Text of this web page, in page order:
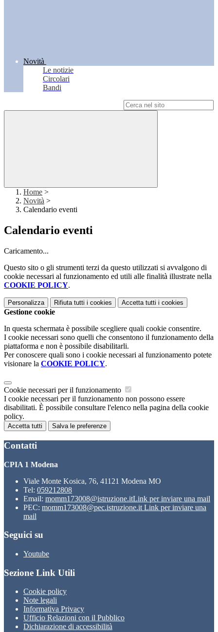
Novità
Le notizie
Circolari
Bandi
Home >
Novità >
Calendario eventi
Calendario eventi
Caricamento...
Questo sito o gli strumenti terzi da questo utilizzati si avvalgono di
cookie necessari al funzionamento ed utili alle finalità illustrate nella
COOKIE POLICY.
Personalizza Rifiuta tutti i cookies Accetta tutti i cookies
Gestione cookie
In questa schermata è possibile scegliere quali cookie consentire.
I cookie necessari sono quelli che consentono il funzionamento della
piattaforma e non è possibile disabilitarli.
Per conoscere quali sono i cookie necessari al funzionamento potete
visionare la COOKIE POLICY.
Cookie necessari per il funzionamento
I cookie necessari per il funzionamento non possono essere
disabilitati. È possibile consultare l'elenco nella pagina della cookie
policy.
Accetta tutti Salva le preferenze
Contatti
CPIA 1 Modena
Viale Monte Kosica, 76, 41121 Modena MO
Tel: 059212808
Email: momm173008@istruzione.itLink per inviare una mail
PEC: momm173008@pec.istruzione.it Link per inviare una
mail
Seguici su
Youtube
Sezione Link Utili
Cookie policy
Note legali
Informativa Privacy
Ufficio Relazioni con il Pubblico
Dichiarazione di accessibilità